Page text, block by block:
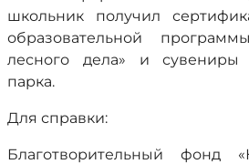
школьник получил
образовательной
лесного дела» и сувениры
парка.
Для справки:
Благотворительный фонд